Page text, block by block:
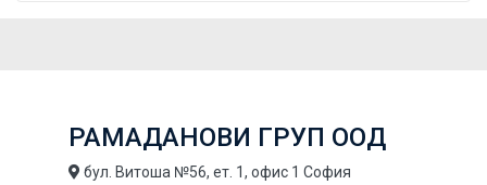
РАМАДАНОВИ ГРУП ООД
бул. Витоша №56, ет. 1, офис 1 София